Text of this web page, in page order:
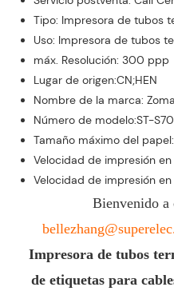
Tipo: Impresora de tubos
Uso: Impresora de tubos
máx. Resolución: 300 ppp
Lugar de origen:CN;HEN
Nombre de la marca:
Número de modelo:ST-
Tamaño máximo del
Velocidad de impresión
Velocidad de impresión
Bienvenido a
Impresora de tubos
de etiquetas para